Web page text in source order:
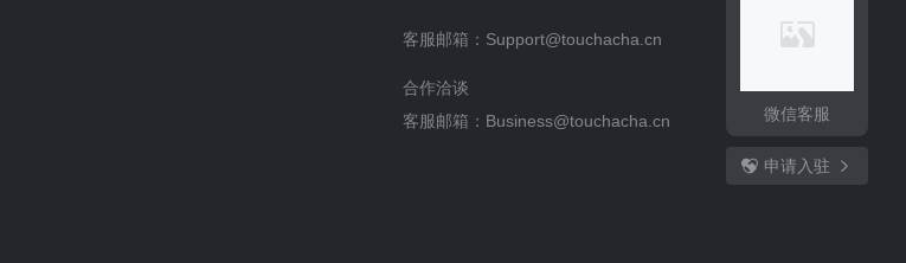
客服邮箱：Support@touchacha.cn
合作洽谈
客服邮箱：Business@touchacha.cn
微信客服
申请入驻